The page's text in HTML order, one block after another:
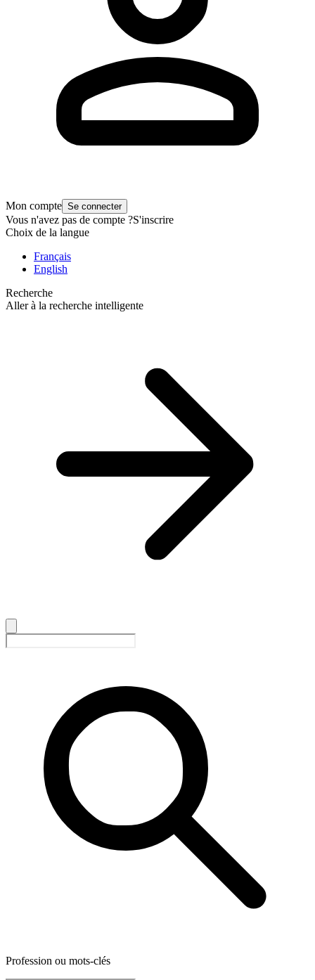
Mon compte Se connecter
Vous n'avez pas de compte ?S'inscrire
Choix de la langue
Français
English
Recherche
Aller à la recherche intelligente
Profession ou mots-clés